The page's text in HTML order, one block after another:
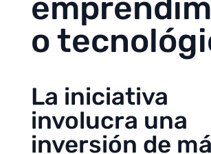
o
La iniciativa
involucra una
inversión de